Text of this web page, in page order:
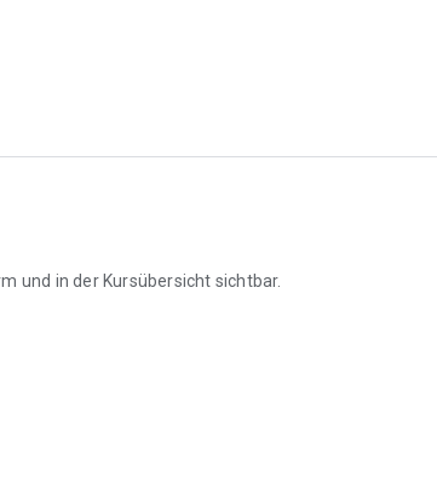
und in der Kursübersicht sichtbar.